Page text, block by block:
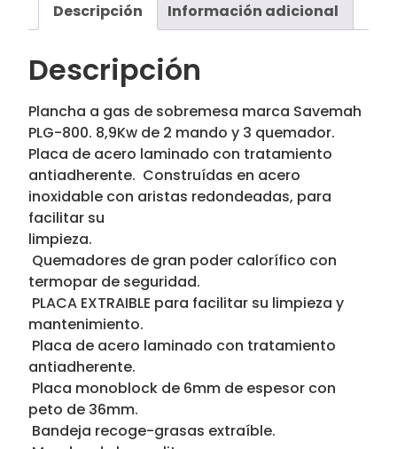
Descripción Información adicional
Descripción
Plancha a gas de sobremesa marca Savemah
PLG-800. 8,9Kw de 2 mando y 3 quemador.
Placa de acero laminado con tratamiento
antiadherente.  Construídas en acero
inoxidable con aristas redondeadas, para
facilitar su
limpieza.
 Quemadores de gran poder calorífico con
termopar de seguridad.
 PLACA EXTRAIBLE para facilitar su limpieza y
mantenimiento.
 Placa de acero laminado con tratamiento
antiadherente.
 Placa monoblock de 6mm de espesor con
peto de 36mm.
 Bandeja recoge-grasas extraíble.